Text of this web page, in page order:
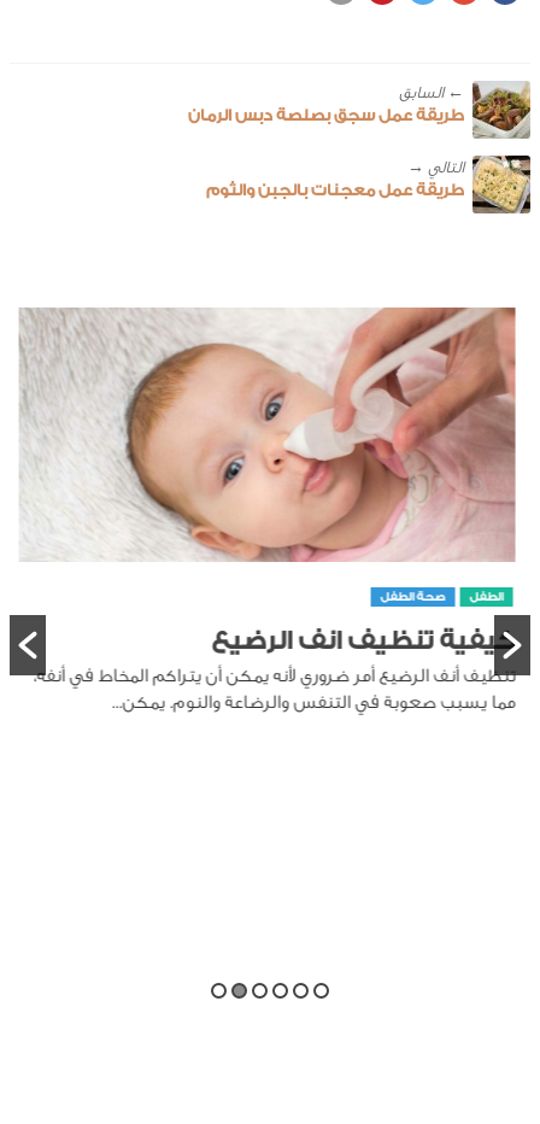
← ‎السابق
طريقة عمل سجق بصلصة دبس الرمان
طريقة عمل معجنات بالجبن والثوم
الطفل صحة الطفل
كيفية تنظيف انف الرضيع
تنظيف أنف الرضيع أمر ضروري لأنه يمكن أن يتراكم المخاط في أنفه،
مما يسبب صعوبة في التنفس والرضاعة والنوم. يمكن...